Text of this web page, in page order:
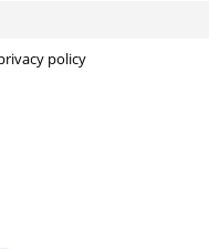
policy